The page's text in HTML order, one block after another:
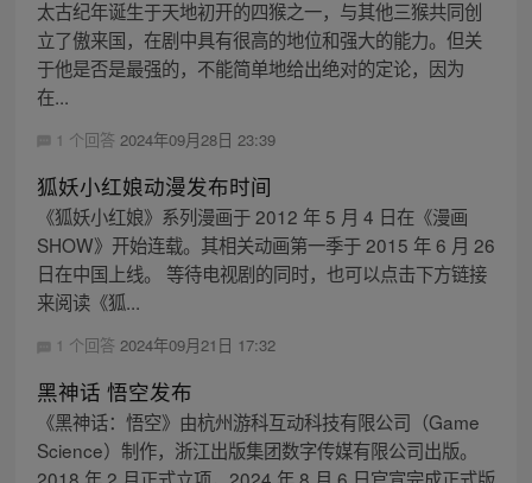
太古纪年诞生于天地初开的四猴之一，与其他三猴共同创
立了傲来国，在剧中具有很高的地位和强大的能力。但关
于他是否是最强的，不能简单地给出绝对的定论，因为
在...
1 个回答 2024年09月28日 23:39
狐妖小红娘动漫发布时间
《狐妖小红娘》系列漫画于 2012 年 5 月 4 日在《漫画
SHOW》开始连载。其相关动画第一季于 2015 年 6 月 26
日在中国上线。 等待电视剧的同时，也可以点击下方链接
来阅读《狐...
1 个回答 2024年09月21日 17:32
黑神话 悟空发布
《黑神话：悟空》由杭州游科互动科技有限公司（Game
Science）制作，浙江出版集团数字传媒有限公司出版。